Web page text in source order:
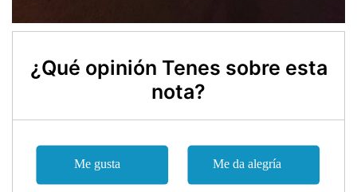
¿Qué opinión Tenes sobre esta
nota?